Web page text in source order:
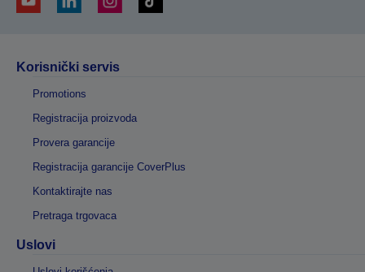
Korisnički servis
Promotions
Registracija proizvoda
Provera garancije
Registracija garancije CoverPlus
Kontaktirajte nas
Pretraga trgovaca
Uslovi